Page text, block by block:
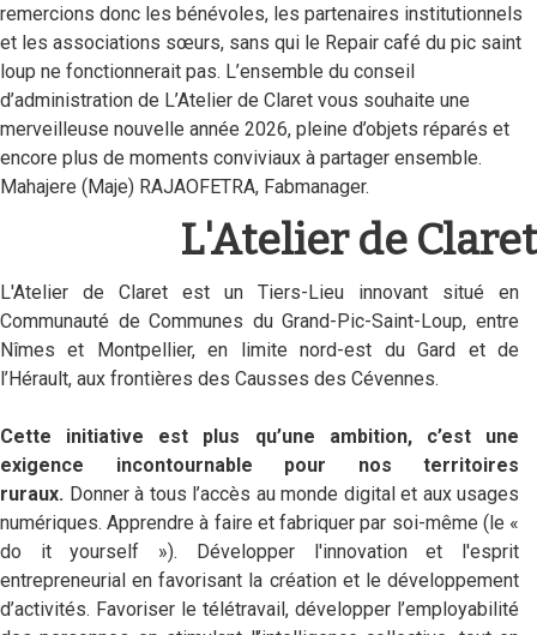
remercions donc les bénévoles, les partenaires institutionnels
et les associations sœurs, sans qui le Repair café du pic saint
loup ne fonctionnerait pas. L’ensemble du conseil
d’administration de L’Atelier de Claret vous souhaite une
merveilleuse nouvelle année 2026, pleine d’objets réparés et
encore plus de moments conviviaux à partager ensemble.
Mahajere (Maje) RAJAOFETRA, Fabmanager.
L'Atelier de Claret
L'Atelier de Claret est un Tiers-Lieu innovant situé en
Communauté de Communes du Grand-Pic-Saint-Loup, entre
Nîmes et Montpellier, en limite nord-est du Gard et de
l’Hérault, aux frontières des Causses des Cévennes.
Cette initiative est plus qu’une ambition, c’est une
exigence incontournable pour nos territoires
ruraux. Donner à tous l’accès au monde digital et aux usages
numériques. Apprendre à faire et fabriquer par soi-même (le «
do it yourself »). Développer l'innovation et l'esprit
entrepreneurial en favorisant la création et le développement
d’activités. Favoriser le télétravail, développer l’employabilité